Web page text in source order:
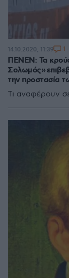
ΠΕΝΕΝ: Τα
Σολωμός»
την προστασία
Τι αναφέρουν
14.10.2020, 11:39 1